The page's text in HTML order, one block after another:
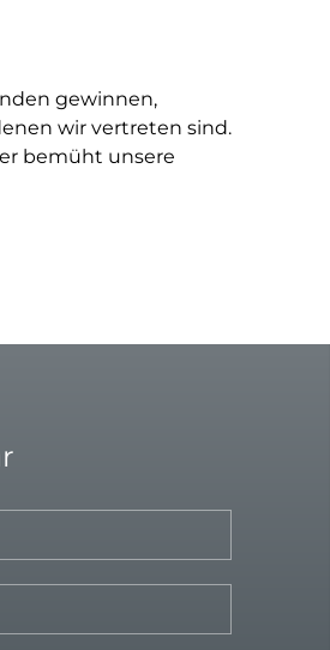
gewinnen,
wir vertreten sind.
bemüht unsere